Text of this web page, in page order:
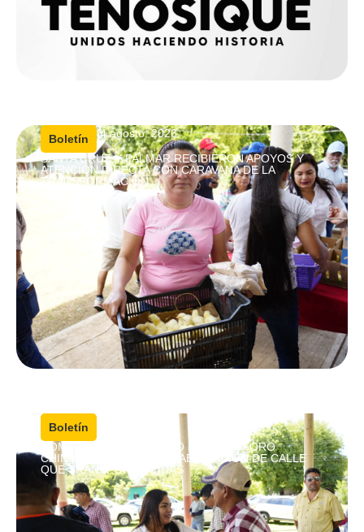
Boletín |4 agosto, 2026
SANTA CRUZ Y PALMAR RECIBIERON APOYOS Y
ATENCIÓN DIRECTA CON CARAVANA DE LA
TRANSFORMACIÓN
Boletín
COMPROMISO CUMPLIDO EN CRISÓFORO
CHIÑAS; ENTREGAN REHABILITACIÓN DE CALLE
QUE TRANSFORMA VIDAS